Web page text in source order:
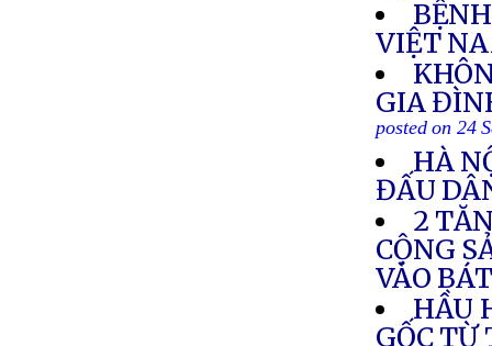
VIỆT
GIA
posted on 24
HÀ
ĐẤU
2
CỘNG
VÀO
HẦU
GỐC TỪ